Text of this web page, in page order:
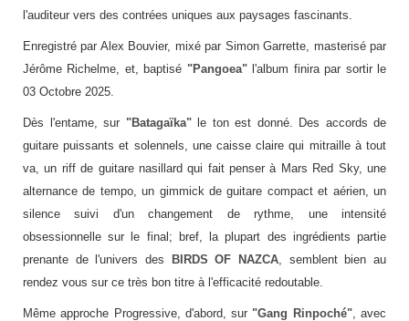
l'auditeur vers des contrées uniques aux paysages fascinants.
Enregistré par Alex Bouvier, mixé par Simon Garrette, masterisé par
Jérôme Richelme, et, baptisé "Pangoea"l'album finira par sortir le
03 Octobre 2025.
Dès l'entame, sur "Batagaïka"le ton est donné. Des accords de
guitare puissants et solennels, une caisse claire qui mitraille à tout
va, un riff de guitare nasillard qui fait penser à Mars Red Sky, une
alternance de tempo, un gimmick de guitare compact et aérien, un
silence suivi d'un changement de rythme, une intensité
obsessionnelle sur le final; bref, la plupart des ingrédients partie
prenante de l'univers des
BIRDS OF NAZCA , semblent bien au
rendez vous sur ce très bon titre à l'efficacité redoutable.
Même approche Progressive, d'abord, sur "Gang Rinpoché", avec